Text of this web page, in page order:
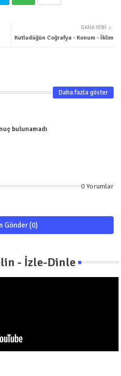
tsa
DAHA YENI
Kutludüğün Coğrafya - Konum - İklim
Daha fazla göster
bulunamadı
0 Yorumlar
Gönder (0)
- İzle-Dinle